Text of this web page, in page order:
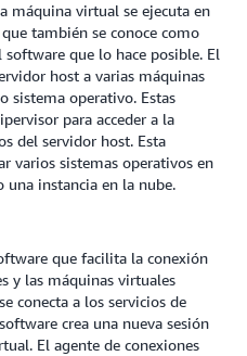
máquina virtual se ejecuta en
también se conoce como
software que lo hace posible. El
host a varias máquinas
sistema operativo. Estas
para acceder a la
del servidor host. Esta
varios sistemas operativos en
una instancia en la nube.
que facilita la conexión
y las máquinas virtuales
conecta a los servicios de
crea una nueva sesión
El agente de conexiones